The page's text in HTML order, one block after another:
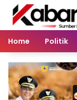
Langsung
konten
Home
Politik